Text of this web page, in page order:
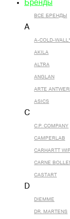
Бренды
ВСЕ БРЕНДЫ
A
A-COLD-WALL*
AKILA
ALTRA
ANGLAN
ARTE
ASICS
C
C.P. COMPANY
CAMPERLAB
CARHARTT WIP
CARNE
CASTART
D
DIEMME
DR. MARTENS